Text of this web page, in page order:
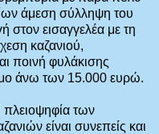
άμεση σύλληψη του
στον εισαγγελέα με τη
καζανιού,
ποινή φυλάκισης
άνω των 15.000 ευρώ.
πλειοψηφία των
είναι συνεπείς και